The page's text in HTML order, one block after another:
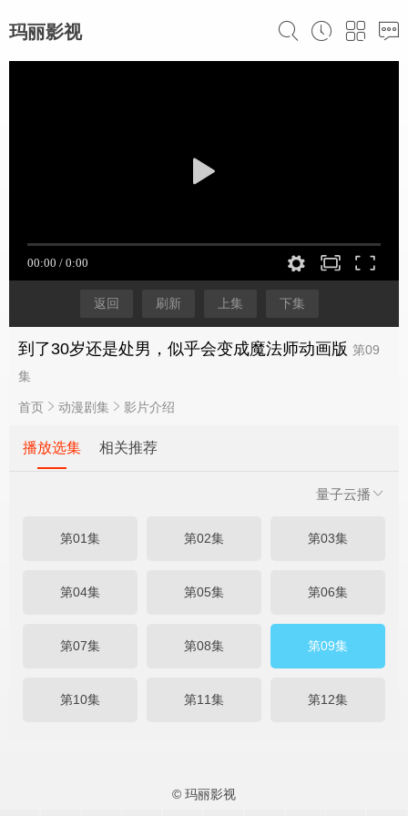
玛丽影视
返回 刷新 上集 下集
到了30岁还是处男，似乎会变成魔法师动画版 第09
集
首页 动漫剧集 影片介绍
播放选集 相关推荐
量子云播
第01集 第02集 第03集
第04集 第05集 第06集
第07集 第08集 第09集
第10集 第11集 第12集
© 玛丽影视